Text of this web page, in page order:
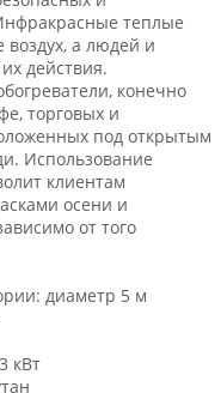
теплые
воздух, а людей и
действия.
конечно
торговых и
под открытым
Использование
клиентам
осени и
от того
диаметр 5 м
кВт